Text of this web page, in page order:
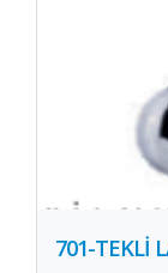
701-TEKLİ